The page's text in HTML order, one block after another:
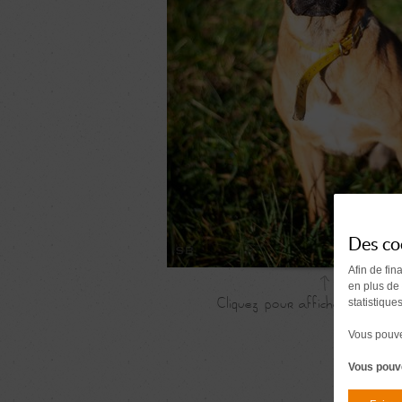
Des
Afin de
en plus
Vous
Vous